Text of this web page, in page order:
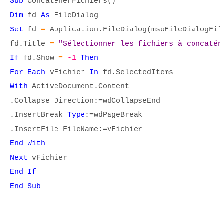
Dim fd As FileDialog
Set fd =
fd.Title =
"Sélectionner les fichiers à
If fd.Show = -1 Then
For Each vFichier In fd.SelectedItems
With ActiveDocument.Content
.Collapse Direction:=wdCollapseEnd
.InsertBreak Type :=wdPageBreak
.InsertFile FileName:=vFichier
End With
Next vFichier
End If
End Sub